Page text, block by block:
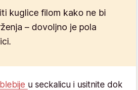
kuglice filom kako ne bi
– dovoljno je pola
u seckalicu i usitnite dok